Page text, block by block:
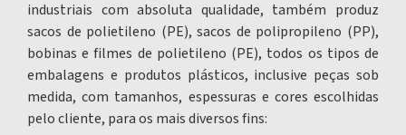
industriais com absoluta qualidade, também produz
sacos de polietileno (PE), sacos de polipropileno (PP),
bobinas e filmes de polietileno (PE), todos os tipos de
embalagens e produtos plásticos, inclusive peças sob
medida, com tamanhos, espessuras e cores escolhidas
pelo cliente, para os mais diversos fins: